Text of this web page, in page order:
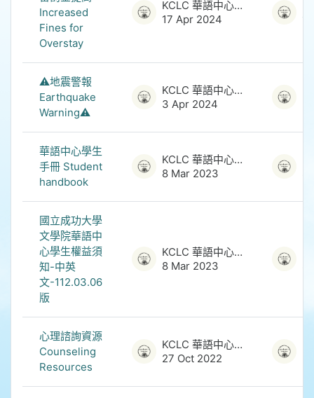
Increased
Fines for
Overstay
KCLC 華語中心管理員
17 Apr 2024
⚠️地震警報
Earthquake
Warning⚠️
KCLC 華語中心管理員
3 Apr 2024
華語中心學生
手冊 Student
handbook
KCLC 華語中心管理員
8 Mar 2023
國立成功大學
文學院華語中
心學生權益須
知-中英
文-112.03.06
版
KCLC 華語中心管理員
8 Mar 2023
心理諮詢資源
Counseling
Resources
KCLC 華語中心管理員
27 Oct 2022